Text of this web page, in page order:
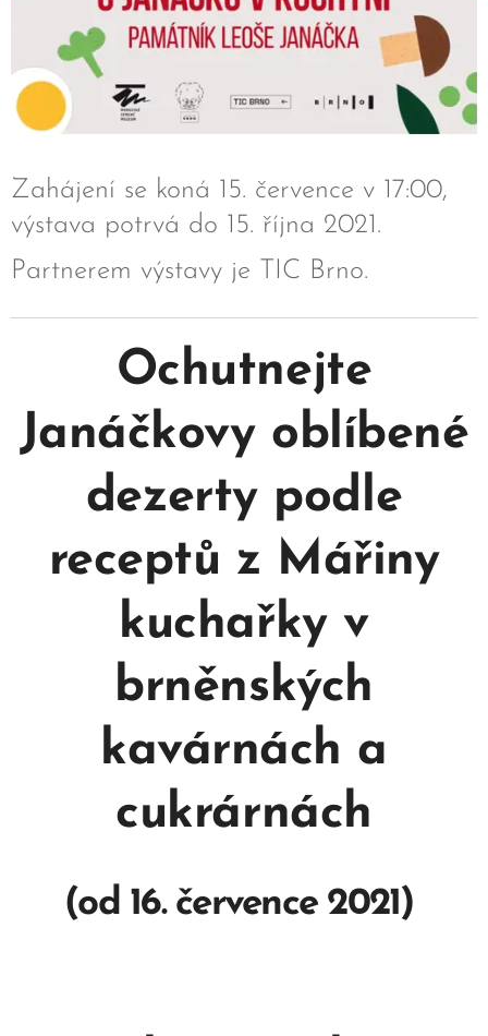
Zahájení se koná 15. července v 17:00,
výstava potrvá do 15. října 2021.
Partnerem výstavy je TIC Brno.
Ochutnejte
Janáčkovy oblíbené
dezerty podle
receptů z Mářiny
kuchařky v
brněnských
kavárnách a
cukrárnách
(od 16. července 2021)